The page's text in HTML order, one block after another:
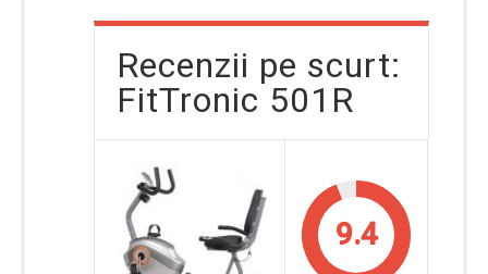
Recenzii pe scurt:
FitTronic 501R
9.4